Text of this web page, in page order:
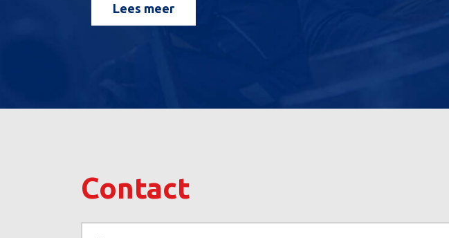
Lees meer
Contact